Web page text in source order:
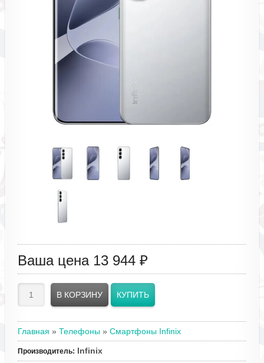
Ваша цена 13 944 ₽
Главная » Телефоны » Смартфоны Infinix
Производитель: Infinix